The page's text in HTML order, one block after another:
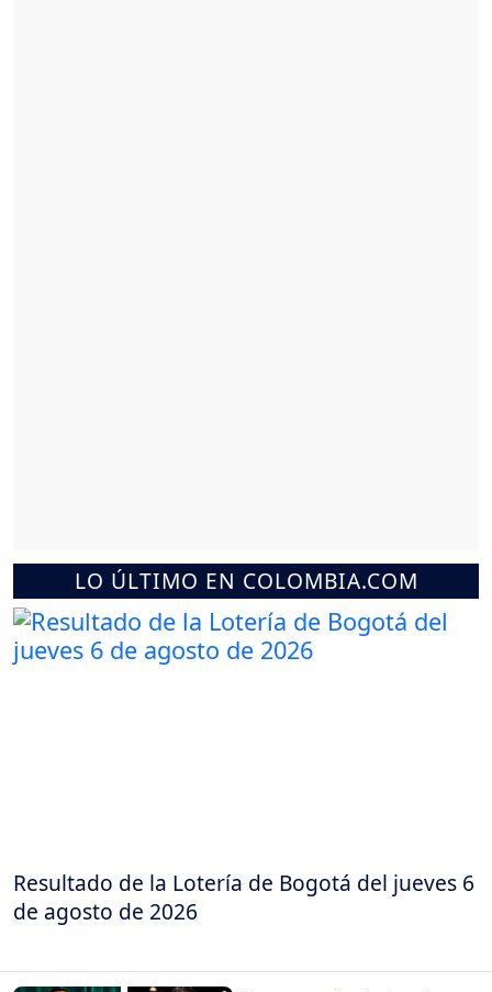
LO ÚLTIMO EN COLOMBIA.COM
Resultado de la Lotería de Bogotá del jueves 6
de agosto de 2026